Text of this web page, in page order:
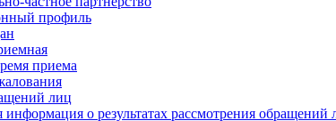
профиль
приема
лиц
о результатах рассмотрения